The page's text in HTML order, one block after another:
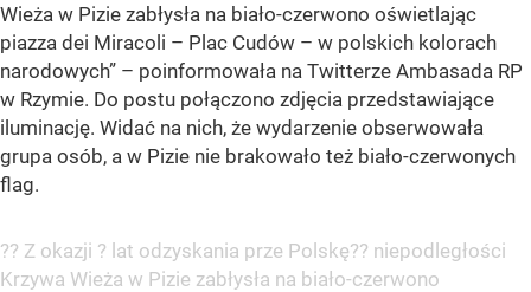
Wieża w Pizie zabłysła na biało-czerwono oświetlając
piazza dei Miracoli – Plac Cudów – w polskich kolorach
narodowych” – poinformowała na Twitterze Ambasada RP
w Rzymie. Do postu połączono zdjęcia przedstawiające
iluminację. Widać na nich, że wydarzenie obserwowała
grupa osób, a w Pizie nie brakowało też biało-czerwonych
flag.
?? Z okazji ? lat odzyskania prze Polskę?? niepodległości
Krzywa Wieża w Pizie zabłysła na biało-czerwono